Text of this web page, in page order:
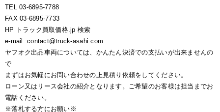
TEL 03-6895-7788
FAX 03-6895-7733
HP トラック買取価格.jp 検索
e-mail :contact@truck-asahi.com
ヤフオク出品車両については、かんたん決済での支払いが出来ませんの
で
まずはお気軽にお問い合わせの上見積り依頼をしてください。
ローン又はリース会社の紹介となります。ご希望のお客様は担当までお
電話ください。
※落札する方にお願い※